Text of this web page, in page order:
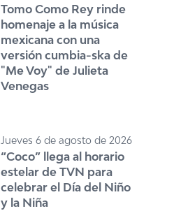
Tomo Como Rey rinde
homenaje a la música
mexicana con una
versión cumbia-ska de
"Me Voy" de Julieta
Venegas
Jueves 6 de agosto de 2026
“Coco” llega al horario
estelar de TVN para
celebrar el Día del Niño
y la Niña